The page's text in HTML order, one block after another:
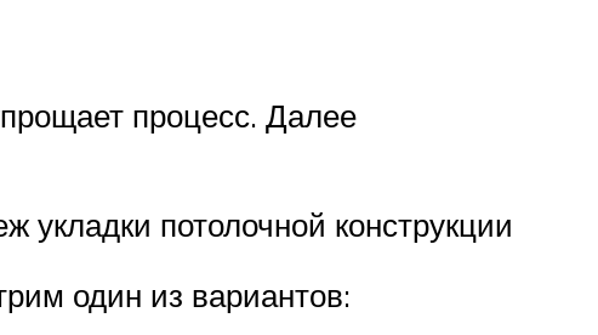
процесс. Далее
укладки потолочной конструкции
один из вариантов: